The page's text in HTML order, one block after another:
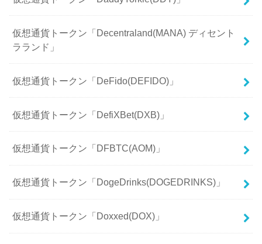
仮想通貨トークン「Decentraland(MANA) ディセント
ラランド」
仮想通貨トークン「DeFido(DEFIDO)」
仮想通貨トークン「DefiXBet(DXB)」
仮想通貨トークン「DFBTC(AOM)」
仮想通貨トークン「DogeDrinks(DOGEDRINKS)」
仮想通貨トークン「Doxxed(DOX)」